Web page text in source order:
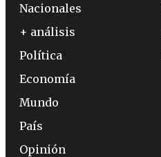
Nacionales
+ análisis
Política
Economía
Mundo
País
Opinión